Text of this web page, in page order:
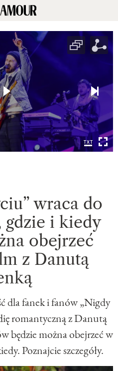
wraca do
gdzie i kiedy
obejrzeć
z Danutą
dla fanek i fanów „Nigdy
romantyczną z Danutą
będzie można obejrzeć w
Poznajcie szczegóły.